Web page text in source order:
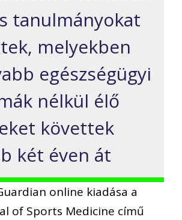
tanulmányokat
melyekben
egészségügyi
nélkül élő
követtek
két éven át
online kiadása a
of Sports Medicine című